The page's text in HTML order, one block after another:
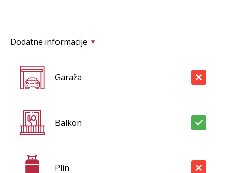
Dodatne informacije
Garaža
Balkon
Plin